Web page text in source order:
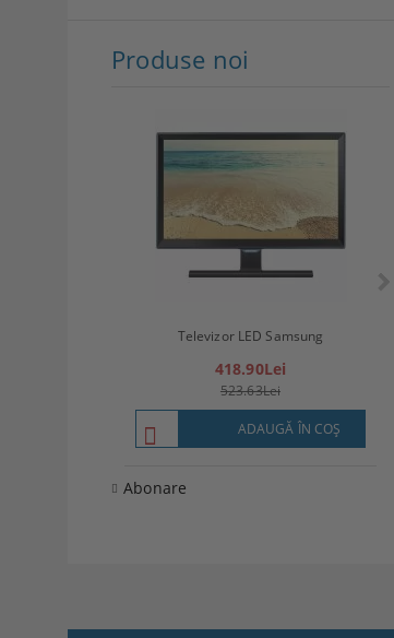
Produse noi
Televizor LED Samsung
418.90Lei
523.63Lei
ADAUGĂ ÎN COŞ
Abonare